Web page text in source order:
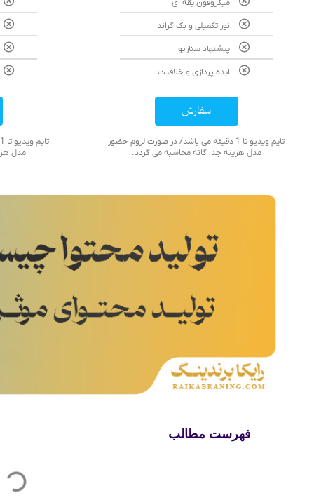
میکروفون یقه ای
نور تکمیلی و بک گراند
پیشنهاد سناریو
ایده پردازی و خلاقیت
سفارش
تایم ویدیو تا 1 دقیقه می باشد/ در صورت لزوم حضور
مدل هزینه جدا گانه محاسبه می گردد.
مدل
فهرست مطالب